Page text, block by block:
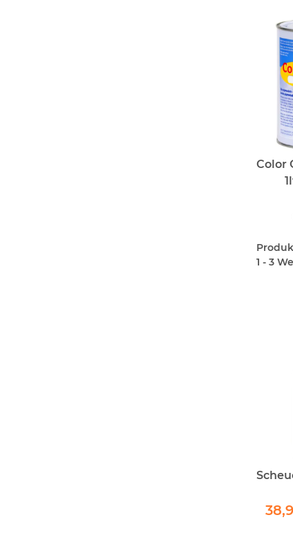
Color
1 - 3